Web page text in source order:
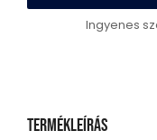
Ingyenes
Termékleírás